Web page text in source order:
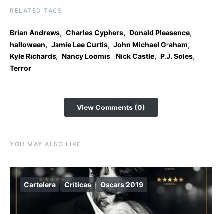
RELATED TAGS
Brian Andrews, Charles Cyphers, Donald Pleasence,
halloween, Jamie Lee Curtis, John Michael Graham,
Kyle Richards, Nancy Loomis, Nick Castle, P.J. Soles,
Terror
View Comments (0)
YOU MAY ALSO LIKE
Cartelera Críticas Oscars 2019